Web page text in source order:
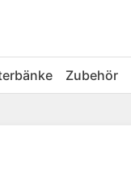
Zubehör